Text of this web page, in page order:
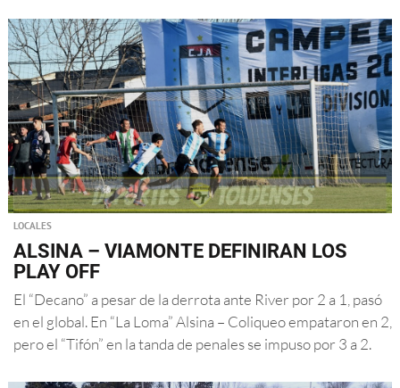
LOCALES
ALSINA – VIAMONTE DEFINIRAN LOS
PLAY OFF
El “Decano” a pesar de la derrota ante River por 2 a 1, pasó
en el global. En “La Loma” Alsina – Coliqueo empataron en 2,
pero el “Tifón” en la tanda de penales se impuso por 3 a 2.